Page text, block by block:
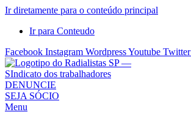
Ir diretamente para o conteúdo principal
Ir para Conteudo
Facebook Instagram WordpressYoutube Twitter
Sindicato
dos
Radialistas
DENUNCIE
SEJA SÓCIO
Menu